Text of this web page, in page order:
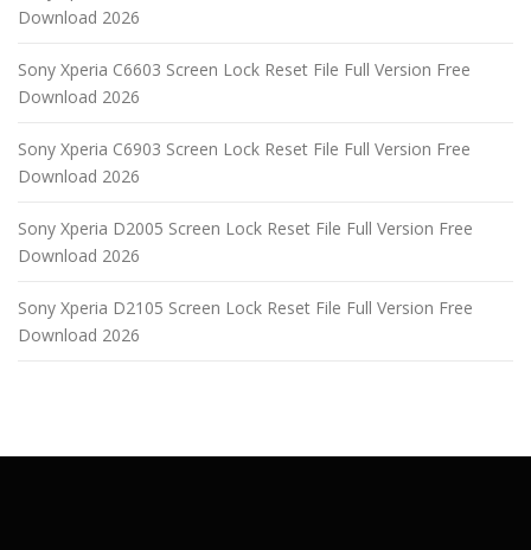
Download 2026
Sony Xperia C6603 Screen Lock Reset File Full Version Free
Download 2026
Sony Xperia C6903 Screen Lock Reset File Full Version Free
Download 2026
Sony Xperia D2005 Screen Lock Reset File Full Version Free
Download 2026
Sony Xperia D2105 Screen Lock Reset File Full Version Free
Download 2026